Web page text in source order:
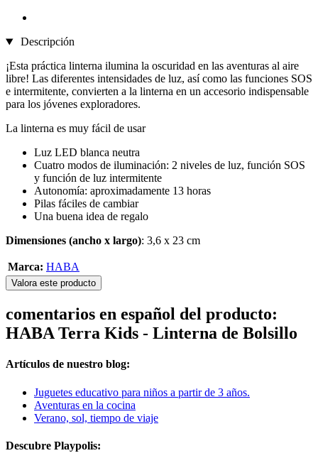
Descripción
¡Esta práctica linterna ilumina la oscuridad en las aventuras al aire
libre! Las diferentes intensidades de luz, así como las funciones SOS
e intermitente, convierten a la linterna en un accesorio indispensable
para los jóvenes exploradores.
La linterna es muy fácil de usar
Luz LED blanca neutra
Cuatro modos de iluminación: 2 niveles de luz, función SOS
y función de luz intermitente
Autonomía: aproximadamente 13 horas
Pilas fáciles de cambiar
Una buena idea de regalo
Dimensiones (ancho x largo): 3,6 x 23 cm
Marca: HABA
Valora este producto
comentarios en español del producto:
HABA Terra Kids - Linterna de Bolsillo
Artículos de nuestro blog:
Juguetes educativo para niños a partir de 3 años.
Aventuras en la cocina
Verano, sol, tiempo de viaje
Descubre Playpolis: